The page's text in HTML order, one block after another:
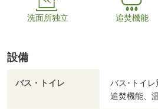
洗面所独立 追焚機能
設備
バス・トイレ
バス･トイレ
追焚機能、